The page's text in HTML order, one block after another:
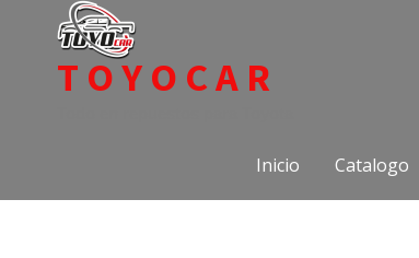
contenidoTOYOCAR
Inicio Catalogo